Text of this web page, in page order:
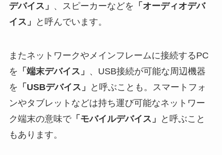
デバイス」 、スピーカーなどを 「オーディオデバ
イス」
と呼んでいます。
またネットワークやメインフレームに接続するPC
を 「端末デバイス」 、USB接続が可能な周辺機器
を 「USBデバイス」
と呼ぶことも。スマートフォ
ンやタブレットなどは持ち運び可能なネットワー
ク端末の意味で「モバイルデバイス」
と呼ぶこと
もあります。